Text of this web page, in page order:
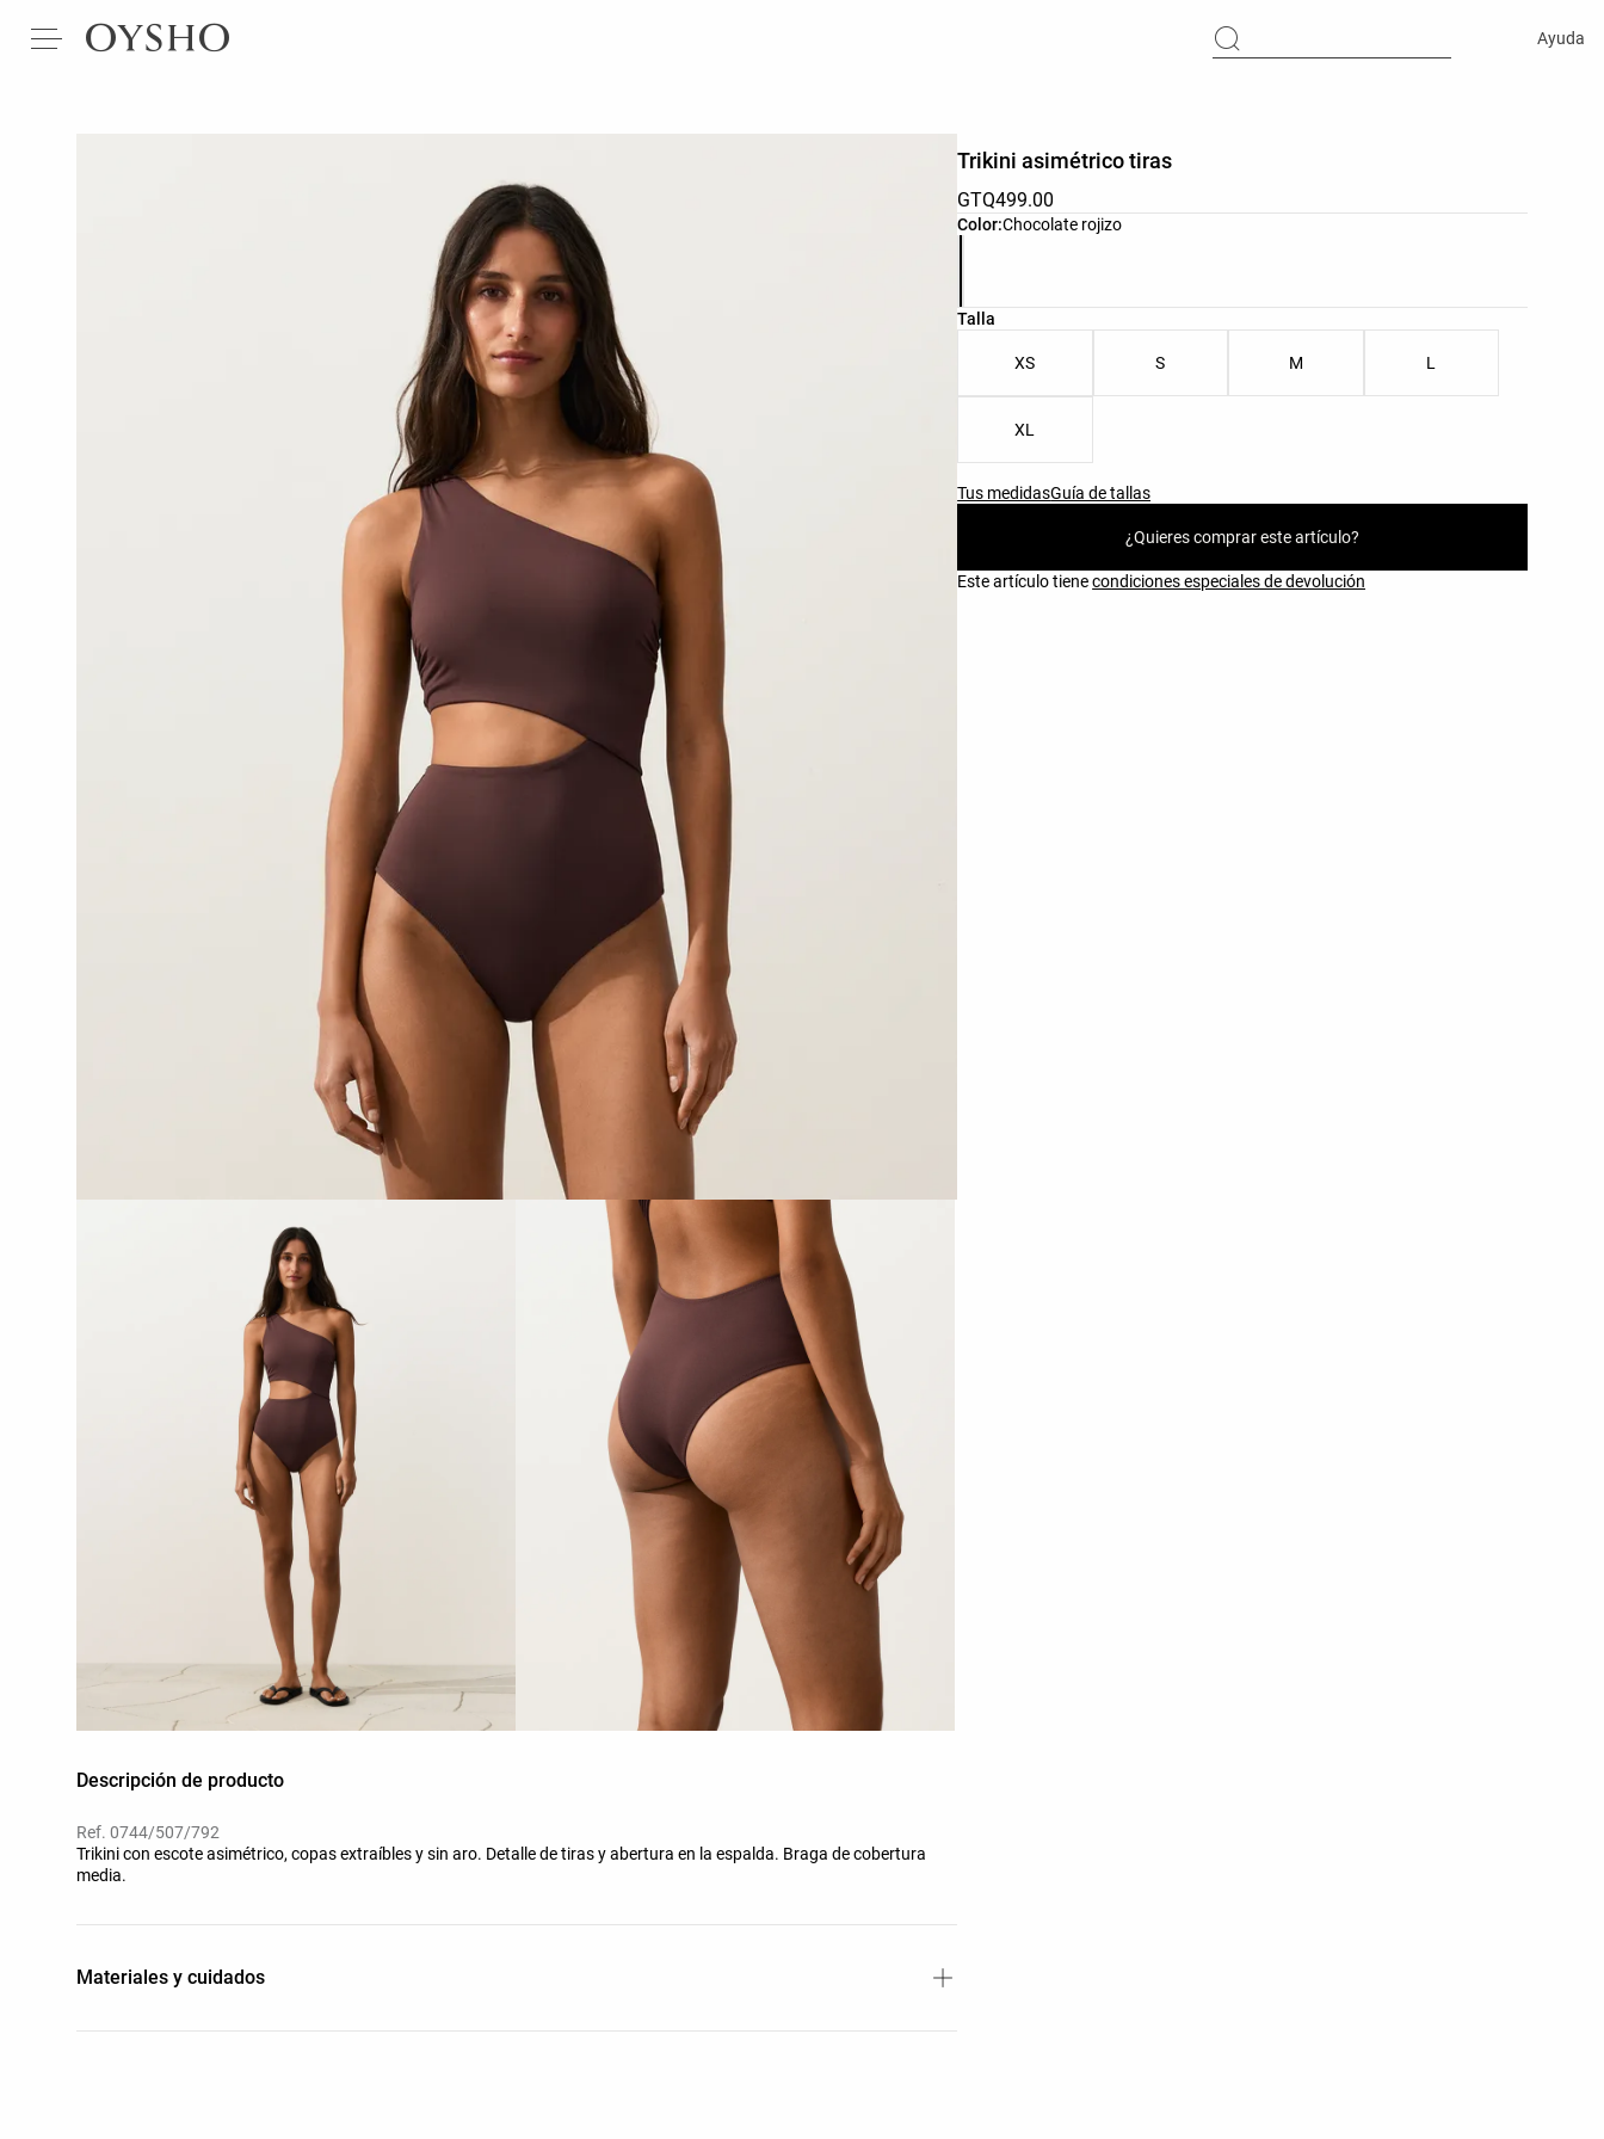
Ayuda
Descripción de producto
Ref. 0744/507/792
Trikini con escote asimétrico, copas extraíbles y sin aro. Detalle de tiras y abertura en la espalda. Braga de cobertura
media.
Materiales y cuidados
Color:Chocolate rojizo
Lista de colores del producto
Trikini asimétrico tiras
GTQ499.00
Talla
Lista de tallas del producto
XS S M L
XL
Tus medidasGuía de tallas
¿Quieres comprar este artículo?
Este artículo tienecondiciones especiales de devolución